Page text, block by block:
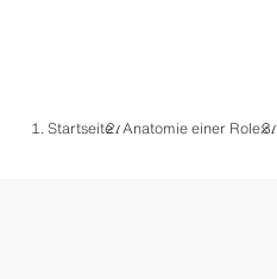
Startseite/Anatomie einer Rolex/